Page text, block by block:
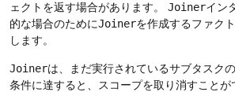
ェクトを返す場合があります。
Joinerイン
的な場合のためにJoinerを作成するファク
します。
Joinerは、まだ実行されているサブタスク
条件に達すると、スコープを取り消すことが